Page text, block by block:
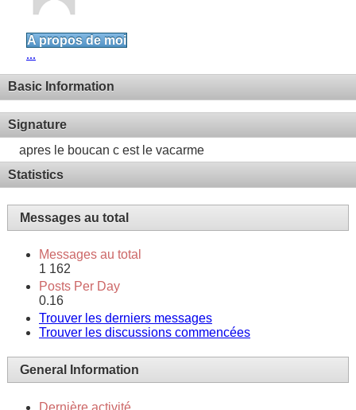
A propos de moi
...
Basic Information
Signature
apres le boucan c est le vacarme
Statistics
Messages au total
Messages au total
1 162
Posts Per Day
0.16
Trouver les derniers messages
Trouver les discussions commencées
General Information
Dernière activité